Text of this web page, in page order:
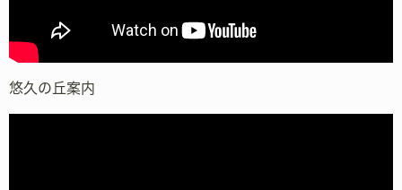
悠久の丘案内